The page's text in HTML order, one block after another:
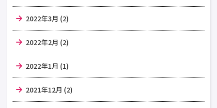
2022年3月 (2)
2022年2月 (2)
2022年1月 (1)
2021年12月 (2)